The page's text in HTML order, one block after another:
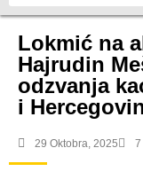
Lokmić na
Hajrudin
odzvanja
i
29 Oktobra, 2025 7